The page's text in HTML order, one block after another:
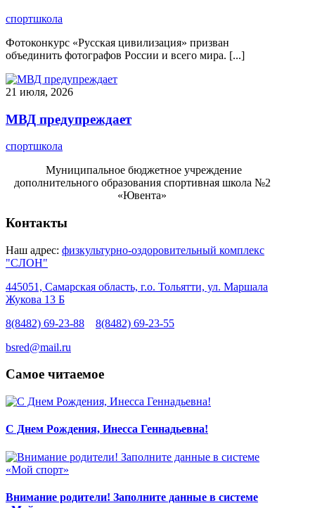
спортшкола
Фотоконкурс «Русская цивилизация» призван
объединить фотографов России и всего мира. [...]
21 июля, 2026
МВД предупреждает
спортшкола
Муниципальное бюджетное учреждение
дополнительного образования спортивная школа №2
«Ювента»
Контакты
Наш адрес: физкультурно-оздоровительный комплекс
"СЛОН"
445051, Самарская область, г.о. Тольятти, ул. Маршала
Жукова 13 Б
8(8482) 69-23-88
8(8482) 69-23-55
bsred@mail.ru
Самое читаемое
С Днем Рождения, Инесса Геннадьевна!
Внимание родители! Заполните данные в системе